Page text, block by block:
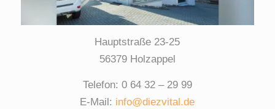
Hauptstraße 23-25
56379 Holzappel
Telefon: 0 64 32 – 29 99
E-Mail: info@diezvital.de